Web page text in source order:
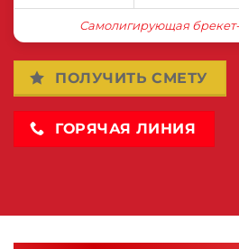
Самолигирующая
ПОЛУЧИТЬ СМЕТУ
ГОРЯЧАЯ ЛИНИЯ